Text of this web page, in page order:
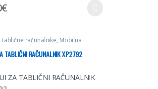
€ ima več različic. Možnosti lahko izberete na
tablične računalnike, Mobilna
Računalništvo
TABLIČNI RAČUNALNIK XP2792